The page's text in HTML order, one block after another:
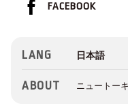
FACEBOOK
LANG
ABOUT ニュートー